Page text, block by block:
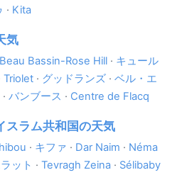
· Kita
気
Beau Bassin-Rose Hill · キュール
Triolet · グッドランズ · ベル・エ
· バンブース · Centre de Flacq
ラム共和国の天気
· キファ · Dar Naim · Néma
ット · Tevragh Zeina · Sélibaby